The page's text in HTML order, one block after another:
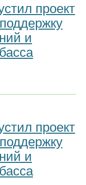
проект
и
проект
и